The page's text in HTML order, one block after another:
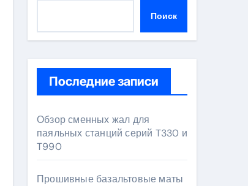
Поиск
Последние записи
Обзор сменных жал для
паяльных станций серий T330 и
T990
Прошивные базальтовые маты